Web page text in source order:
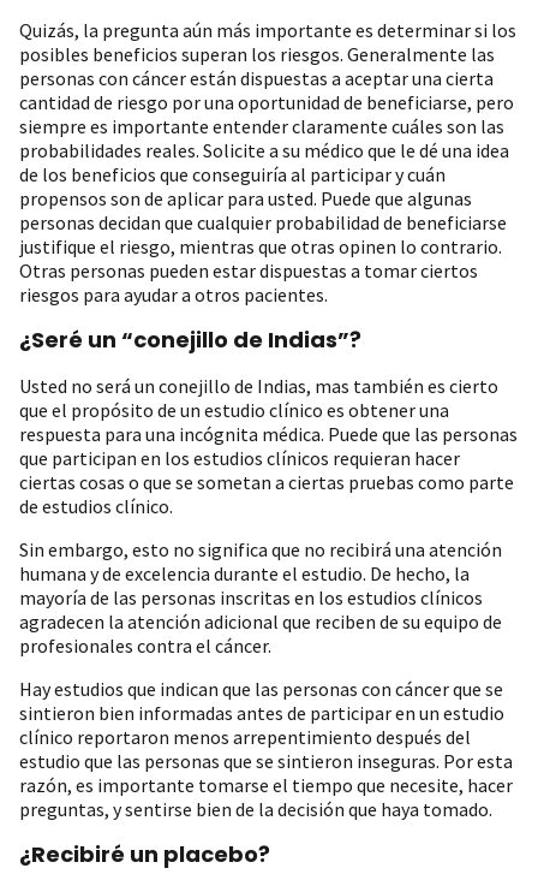
Quizás, la pregunta aún más importante es determinar si los
posibles beneficios superan los riesgos. Generalmente las
personas con cáncer están dispuestas a aceptar una cierta
cantidad de riesgo por una oportunidad de beneficiarse, pero
siempre es importante entender claramente cuáles son las
probabilidades reales. Solicite a su médico que le dé una idea
de los beneficios que conseguiría al participar y cuán
propensos son de aplicar para usted. Puede que algunas
personas decidan que cualquier probabilidad de beneficiarse
justifique el riesgo, mientras que otras opinen lo contrario.
Otras personas pueden estar dispuestas a tomar ciertos
riesgos para ayudar a otros pacientes.
¿Seré un “conejillo de Indias”?
Usted no será un conejillo de Indias, mas también es cierto
que el propósito de un estudio clínico es obtener una
respuesta para una incógnita médica. Puede que las personas
que participan en los estudios clínicos requieran hacer
ciertas cosas o que se sometan a ciertas pruebas como parte
de estudios clínico.
Sin embargo, esto no significa que no recibirá una atención
humana y de excelencia durante el estudio. De hecho, la
mayoría de las personas inscritas en los estudios clínicos
agradecen la atención adicional que reciben de su equipo de
profesionales contra el cáncer.
Hay estudios que indican que las personas con cáncer que se
sintieron bien informadas antes de participar en un estudio
clínico reportaron menos arrepentimiento después del
estudio que las personas que se sintieron inseguras. Por esta
razón, es importante tomarse el tiempo que necesite, hacer
preguntas, y sentirse bien de la decisión que haya tomado.
¿Recibiré un placebo?